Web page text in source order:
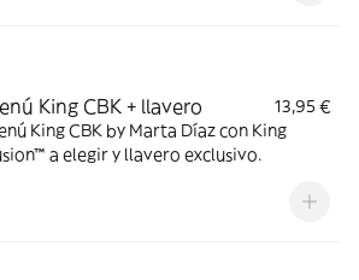
King CBK + llavero
13,95 €
King CBK by Marta Díaz con King
a elegir y llavero exclusivo.